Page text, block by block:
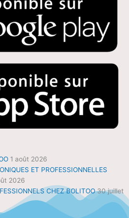
1 août 2026
ET PROFESSIONNELLES
2026
CHEZ BOLITOO 30 juillet